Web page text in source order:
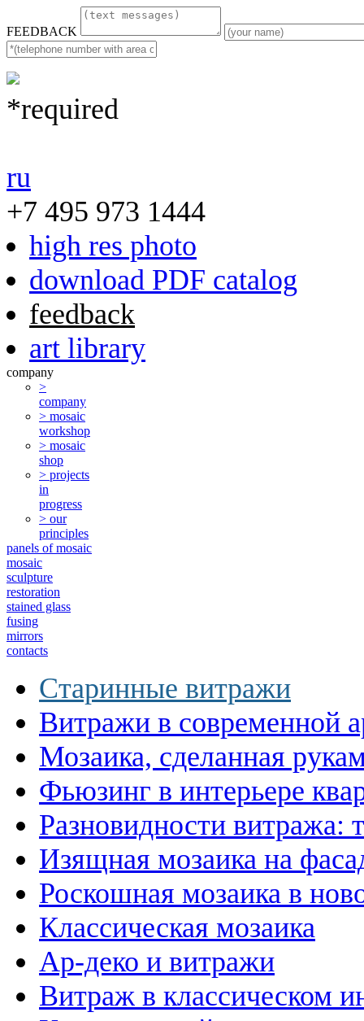
FEEDBACK
*required
ru
+7 495 973 1444
high res photo
download PDF catalog
feedback
art library
company
>
company
> mosaic
workshop
> mosaic
shop
> projects
in
progress
> our
principles
panels of mosaic
mosaic
sculpture
restoration
stained glass
fusing
mirrors
contacts
Старинные витражи
Витражи в современной
Мозаика, сделанная
Фьюзинг в интерьере
Разновидности витража:
Изящная мозаика на
Роскошная мозаика в
Классическая мозаика
Ар-деко и витражи
Витраж в классическом